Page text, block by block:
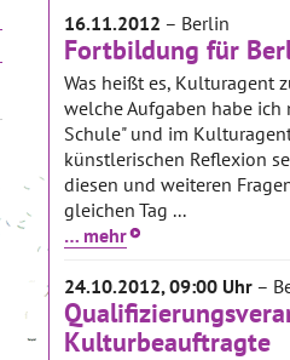
16.11.2012 – Berlin
Fortbildung für
Was heißt es, Kulturagent
welche Aufgaben habe ich
Schule" und im
künstlerischen Reflexion
diesen und weiteren
gleichen Tag ...
… mehr
24.10.2012, 09:00 Uhr–
Kulturbeauftragte